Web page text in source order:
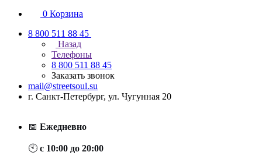
0 Корзина
8 800 511 88 45
Назад
Телефоны
8 800 511 88 45
Заказать звонок
mail@streetsoul.su
г. Санкт-Петербург, ул. Чугунная 20
📅 Ежедневно
🕙 с 10:00 до 20:00